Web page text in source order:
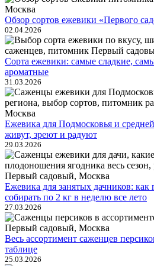
Обзор сортов ежевики «Первого
02.04.2026
Сорта ежевики: самые сладкие,
ароматные
31.03.2026
Ежевика для Подмосковья и
живут, зреют и радуют
29.03.2026
Ежевика для занятых дачников: как
собирать по 2 кг в неделю все лето
27.03.2026
Весь ассортимент саженцев
таблице
25.03.2026